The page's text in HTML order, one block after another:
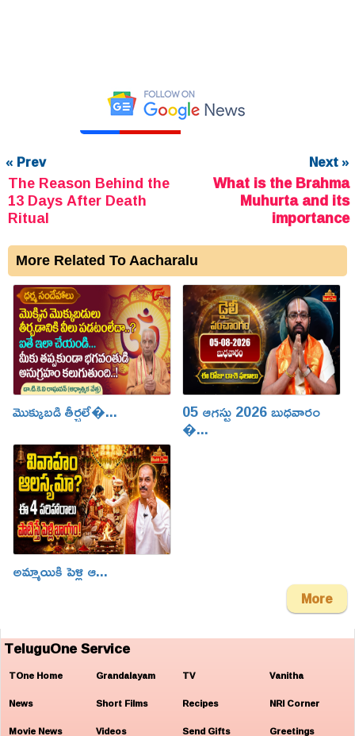
« Prev
The Reason Behind the
13 Days After Death
Ritual
Next »
What is the Brahma
Muhurta and its
importance
More Related To Aacharalu
మొక్కుబడి తీర్చలే�... 05 ఆగస్టు 2026 బుధవారం
�...
అమ్మాయికి పెళ్లి ఆ...
More
TeluguOne Service
TOne Home
News
Movie News
Grandalayam
Short Films
Videos
TV
Recipes
Send Gifts
Vanitha
NRI Corner
Greetings